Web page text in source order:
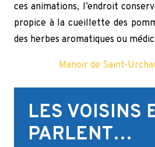
ces animations, l’endroit
propice à la cueillette des
des herbes aromatiques ou
Manoir de Saint-
LES VOISINS
PARLENT…